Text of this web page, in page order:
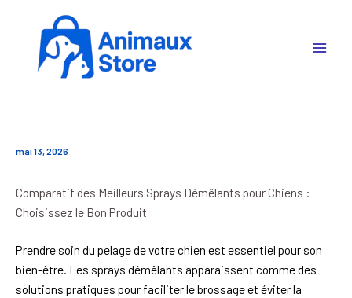
contenu
mai 13, 2026
Comparatif des Meilleurs Sprays Démêlants pour Chiens :
Choisissez le Bon Produit
Prendre soin du pelage de votre chien est essentiel pour son
bien-être. Les sprays démêlants apparaissent comme des
solutions pratiques pour faciliter le brossage et éviter la